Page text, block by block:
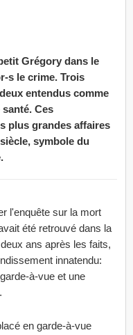
Grégory dans le
s le crime. Trois
entendus comme
Ces
plus grandes affaires
symbole du
l'enquête sur la mort
été retrouvé dans la
ans après les faits,
innatendu:
à-vue et une
en garde-à-vue